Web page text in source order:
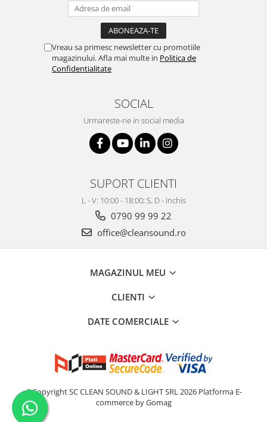
Vreau sa primesc newsletter cu promotiile
magazinului. Afla mai multe in Politica de
Confidentialitate
SOCIAL
Urmareste-ne in social media
SUPORT CLIENTI
L - V: 10:00 - 18:00; S, D - Inchis
0790 99 99 22
office@cleansound.ro
MAGAZINUL MEU
CLIENTI
DATE COMERCIALE
©Copyright SC CLEAN SOUND & LIGHT SRL 2026 Platforma E-
commerce by Gomag